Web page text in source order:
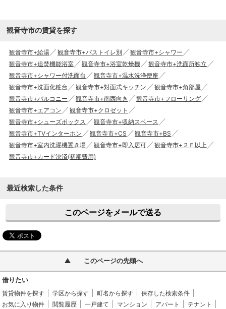
観音寺市の賃貸を探す
観音寺市+給湯 観音寺市+バストイレ別
観音寺市+シャワー
観音寺市+追焚機能浴室
観音寺市+浴室乾燥機
観音寺市+洗面所独立
観音寺市+シャワー付洗面台
観音寺市+温水洗浄便座
観音寺市+洗面化粧台
観音寺市+対面式キッチン
観音寺市+角部屋
観音寺市+バルコニー
観音寺市+南西向き
観音寺市+フローリング
観音寺市+エアコン
観音寺市+クロゼット
観音寺市+シューズボックス
観音寺市+収納スペース
観音寺市+TVインターホン
観音寺市+CS
観音寺市+BS
観音寺市+室内洗濯機置き場
観音寺市+即入居可
観音寺市+２Ｆ以上
観音寺市+カード決済(初期費用)
最近検索した条件
このページをメールで送る
このページの先頭へ
借りたい
賃貸物件を探す 学区から探す 町名から探す
保存した検索条件
お気に入り物件
閲覧履歴 一戸建て マンション アパート
テナント